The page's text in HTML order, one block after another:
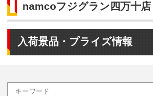
namcoフジグラン四万十店
入荷景品・プライズ情報